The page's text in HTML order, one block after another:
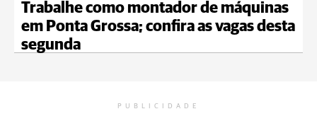
Trabalhe como montador de máquinas
em Ponta Grossa; confira as vagas desta
segunda
PUBLICIDADE